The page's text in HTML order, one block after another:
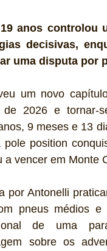
anos controlou
decisivas,
uma disputa por
um novo
de 2026 e
9 meses e 13
pole position
a vencer em Monte
por Antonelli
pneus médios e
de uma
sobre os